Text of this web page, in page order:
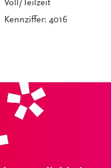
KLINIKEN UND
Voll/Teilzeit
Kennziffer: 4016